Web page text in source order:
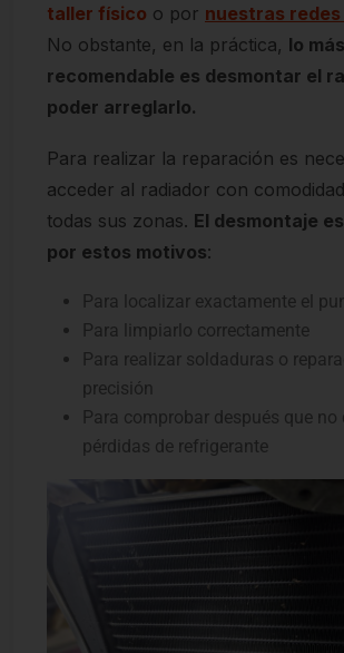
taller físico o por nuestras
No obstante, en la práctica, lo más
recomendable es desmontar el
poder arreglarlo.
Para realizar la reparación es
acceder al radiador con
todas sus zonas. El desmontaje
por estos motivos:
Para localizar exactamente el
Para limpiarlo correctamente
Para realizar soldaduras o
precisión
Para comprobar después que no
pérdidas de refrigerante